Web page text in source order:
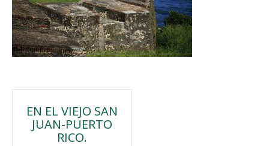
Navegación
de
EN EL VIEJO SAN
JUAN-PUERTO
RICO.